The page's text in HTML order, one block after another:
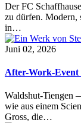
Der FC
zu dürfen. Modern,
in…
Juni 02, 2026
After-Work-Event
Waldshut-Tiengen
wie aus einem
Gross, die…